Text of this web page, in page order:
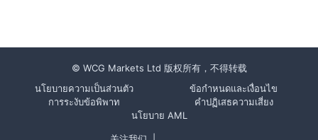
© WCG Markets Ltd 版权所有，不得转载
นโยบายความเป็นส่วนตัว
ข้อกำหนดและเงื่อนไข
การระงับข้อพิพาท
คำปฏิเสธความเสี่ยง
นโยบาย AML